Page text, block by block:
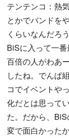
テンテンコ：熱
とかでバンドを
くらいなんだろ
BiSに入って一
百倍の人がわあ
したね。でんぱ
コでイベントや
化だとは思って
た。だから、
変で面白かった